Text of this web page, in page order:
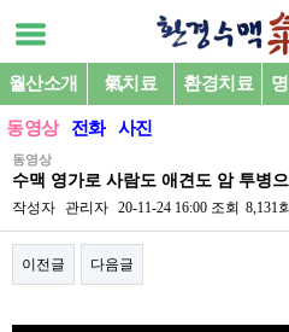
월산소개 氣치료 환경치료
동영상 전화 사진
동영상
수맥 영가로 사람도 애견도 암 투병
작성자 관리자 20-11-24 16:00 조회 8,131회
이전글 다음글
본문